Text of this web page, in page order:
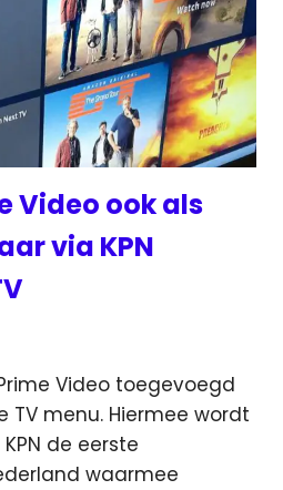
Video ook als
via KPN
Video toegevoegd
TV menu. Hiermee wordt
de eerste
waarmee